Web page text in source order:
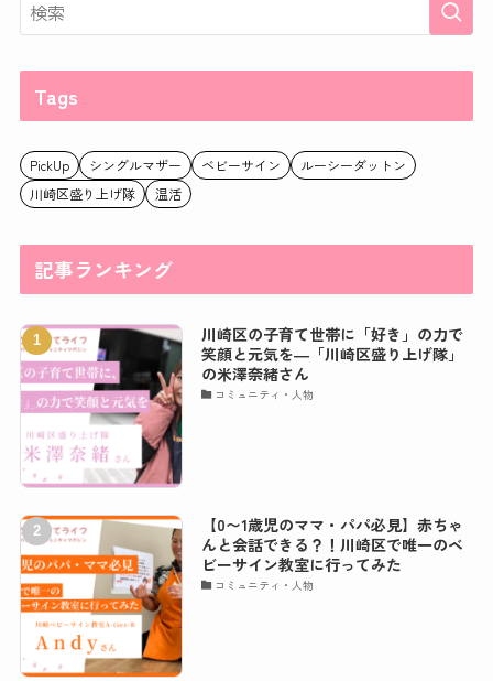
Tags
PickUp シングルマザー ベビーサイン
ルーシーダットン
川崎区盛り上げ隊
温活
記事ランキング
川崎区の子育て世帯に「好き」の力で
笑顔と元気を―「川崎区盛り上げ隊」
の米澤奈緒さん
コミュニティ・人物
【0〜1歳児のママ・パパ必見】赤ちゃ
んと会話できる？！川崎区で唯一のベ
ビーサイン教室に行ってみた
コミュニティ・人物